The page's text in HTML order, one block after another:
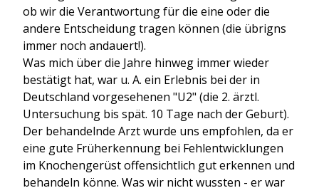
ob wir die Verantwortung für die eine oder die
andere Entscheidung tragen können (die übrigns
immer noch andauert!).
Was mich über die Jahre hinweg immer wieder
bestätigt hat, war u. A. ein Erlebnis bei der in
Deutschland vorgesehenen "U2" (die 2. ärztl.
Untersuchung bis spät. 10 Tage nach der Geburt).
Der behandelnde Arzt wurde uns empfohlen, da er
eine gute Früherkennung bei Fehlentwicklungen
im Knochengerüst offensichtlich gut erkennen und
behandeln könne. Was wir nicht wussten - er war